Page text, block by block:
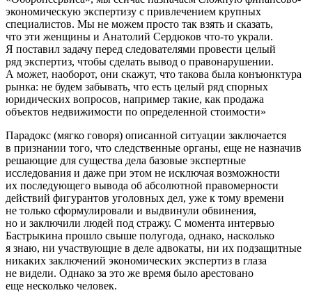
экономическую экспертизу с привлечением крупных
специалистов. Мы не можем просто так взять и сказать,
что эти женщины и Анатолий Сердюков что-то украли.
Я поставил задачу перед следователями провести целый
ряд экспертиз, чтобы сделать вывод о правонарушении.
А может, наоборот, они скажут, что такова была конъюнктура
рынка: не будем забывать, что есть целый ряд спорных
юридических вопросов, например такие, как продажа
объектов недвижимости по определенной стоимости»
Парадокс (мягко говоря) описанной ситуации заключается
в признании того, что следственные органы, еще не назначив
решающие для существа дела базовые экспертные
исследования и даже при этом не исключая возможности
их последующего вывода об абсолютной правомерности
действий фигурантов уголовных дел, уже к тому времени
не только сформулировали и выдвинули обвинения,
но и заключили людей под стражу. С момента интервью
Бастрыкина прошло свыше полугода, однако, насколько
я знаю, ни участвующие в деле адвокаты, ни их подзащитные
никаких заключений экономических экспертиз в глаза
не видели. Однако за это же время было арестовано
еще несколько человек.